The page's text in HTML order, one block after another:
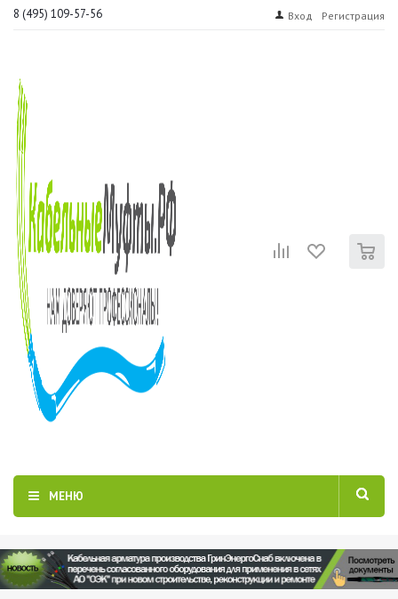
8 (495) 109-57-56 Вход Регистрация
МЕНЮ